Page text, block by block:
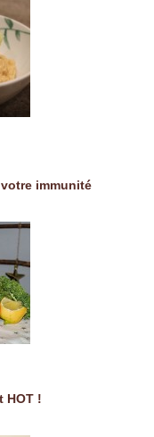
immunité
HOT !